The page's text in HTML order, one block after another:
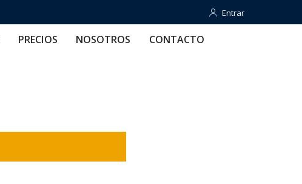
Entrar
Entrar
PRECIOS NOSOTROS CONTACTO